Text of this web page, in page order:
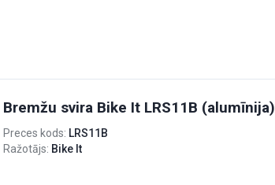
Bremžu svira Bike It LRS11B (alumīnija)
Preces kods: LRS11B
Ražotājs: Bike It